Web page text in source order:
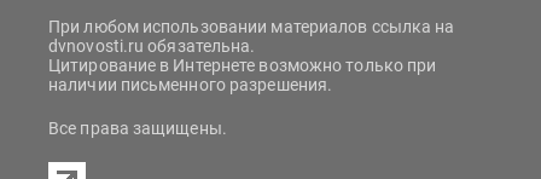
При любом использовании материалов ссылка на
dvnovosti.ru обязательна.
Цитирование в Интернете возможно только при
наличии письменного разрешения.
Все права защищены.